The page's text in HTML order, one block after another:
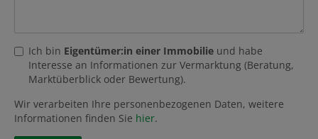
Ich bin Eigentümer:in einer Immobilie und habe
Interesse an Informationen zur Vermarktung (Beratung,
Marktüberblick oder Bewertung).
Wir verarbeiten Ihre personenbezogenen Daten, weitere
Informationen finden Sie hier.